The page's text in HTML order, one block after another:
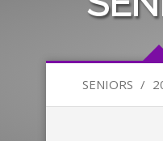
SENIORS /